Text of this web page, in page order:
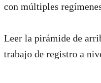
con múltiples
Leer la pirámide de
trabajo de registro a